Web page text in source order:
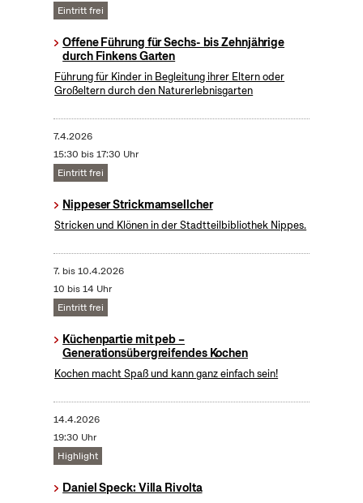
Eintritt frei
Offene Führung für Sechs- bis Zehnjährige
durch Finkens Garten
Führung für Kinder in Begleitung ihrer Eltern oder
Großeltern durch den Naturerlebnisgarten
7.4.2026
15:30 bis 17:30 Uhr
Eintritt frei
Nippeser Strickmamsellcher
Stricken und Klönen in der Stadtteilbibliothek Nippes.
7. bis10.4.2026
10 bis 14 Uhr
Eintritt frei
Küchenpartie mit peb –
Generationsübergreifendes Kochen
Kochen macht Spaß und kann ganz einfach sein!
14.4.2026
19:30 Uhr
Highlight
Daniel Speck: Villa Rivolta